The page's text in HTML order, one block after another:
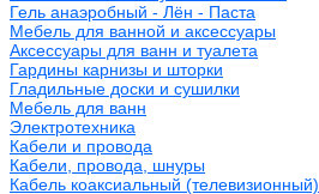
Гель анаэробный - Лён - Паста
Мебель для ванной и аксессуары
Аксессуары для ванн и туалета
Гардины карнизы и шторки
Гладильные доски и сушилки
Мебель для ванн
Электротехника
Кабели и провода
Кабели, провода, шнуры
Кабель коаксиальный (телевизионный)